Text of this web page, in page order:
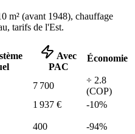
m² (avant 1948), chauffage
tarifs de l'Est.
Avec
PAC
Économie
7 700
÷ 2.8
(COP)
1 937 € -10%
400 -94%